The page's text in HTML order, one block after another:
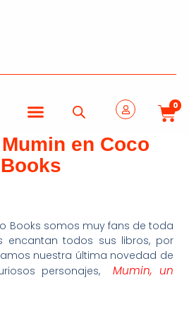
0
en Coco
Books
Books somos muy fans de toda
encantan todos sus libros, por
nuestra última novedad de
personajes,
Mumin, un